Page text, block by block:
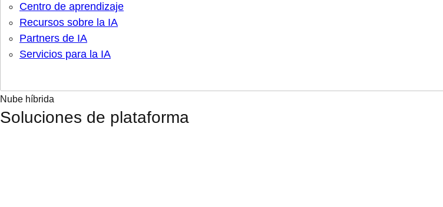
Centro de aprendizaje
Recursos sobre la IA
Partners de IA
Servicios para la IA
Nube híbrida
Soluciones de plataforma